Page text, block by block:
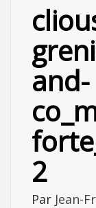
and-
2
Par Jean-